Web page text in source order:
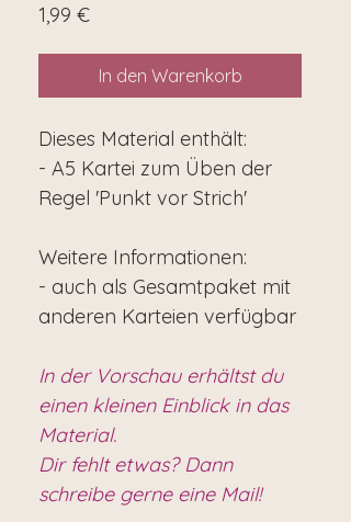
1,99 €Preis
In den Warenkorb
Dieses Material enthält:
- A5 Kartei zum Üben der
Regel 'Punkt vor Strich'
Weitere Informationen:
- auch als Gesamtpaket mit
anderen Karteien verfügbar
In der Vorschau erhältst du
einen kleinen Einblick in das
Material.
Dir fehlt etwas? Dann
schreibe gerne eine Mail!